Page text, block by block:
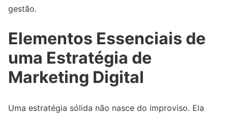
gestão.
Elementos Essenciais de
uma Estratégia de
Marketing Digital
Uma estratégia sólida não nasce do improviso. Ela